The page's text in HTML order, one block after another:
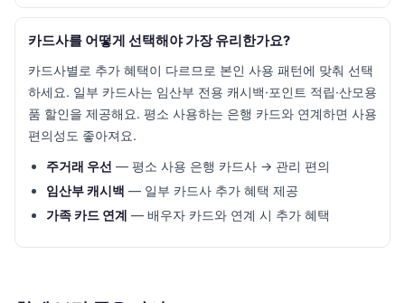
카드사를 어떻게 선택해야 가장 유리한가요?
카드사별로 추가 혜택이 다르므로 본인 사용 패턴에 맞춰 선택
하세요. 일부 카드사는 임산부 전용 캐시백·포인트 적립·산모용
품 할인을 제공해요. 평소 사용하는 은행 카드와 연계하면 사용
편의성도 좋아져요.
주거래 우선 — 평소 사용 은행 카드사 → 관리 편의
임산부 캐시백 — 일부 카드사 추가 혜택 제공
가족 카드 연계 — 배우자 카드와 연계 시 추가 혜택